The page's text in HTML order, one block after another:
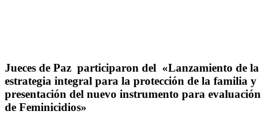
Jueces de Paz participaron del «Lanzamiento de la
estrategia integral para la protección de la familia y
presentación del nuevo instrumento para evaluación
de Feminicidios»